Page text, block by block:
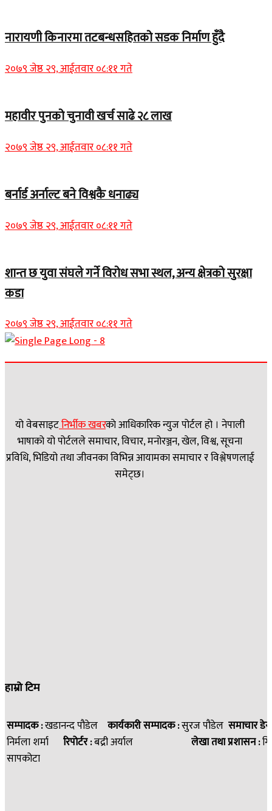
नारायणी किनारमा तटबन्धसहितको सडक निर्माण हुँदै
२०७९ जेष्ठ २९, आईतवार ०८:११ गते
महावीर पुनको चुनावी खर्च साढे २८ लाख
२०७९ जेष्ठ २९, आईतवार ०८:११ गते
बर्नार्ड अर्नाल्ट बने विश्वकै धनाढ्य
२०७९ जेष्ठ २९, आईतवार ०८:११ गते
शान्त छ युवा संघले गर्ने विरोध सभा स्थल, अन्य क्षेत्रको सुरक्षा
कडा
२०७९ जेष्ठ २९, आईतवार ०८:११ गते
यो वेबसाइटनिर्भीक खबरकाे आधिकारिक न्युज पोर्टल हो । नेपाली
भाषाको यो पोर्टलले समाचार, विचार, मनोरञ्जन, खेल, विश्व, सूचना
प्रविधि, भिडियो तथा जीवनका विभिन्न आयामका समाचार र विश्लेषणलाई
समेट्छ।
हाम्रो टिम
सम्पादक :खडानन्द पौडेल कार्यकारी सम्पादक :सुरज पौडेल समाचार
निर्मला शर्मा रिपोर्टर :बद्री अर्याल लेखा तथा प्रशासन :
सापकोटा